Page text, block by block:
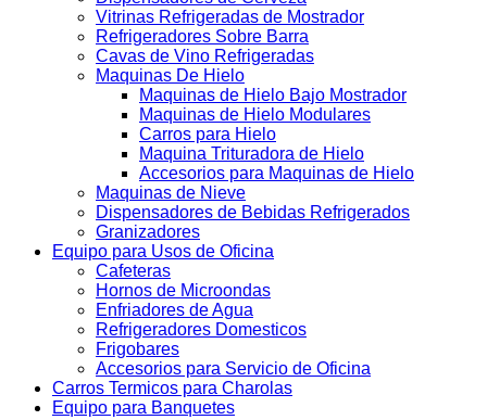
Vitrinas Refrigeradas de Mostrador
Refrigeradores Sobre Barra
Cavas de Vino Refrigeradas
Maquinas De Hielo
Maquinas de Hielo Bajo Mostrador
Maquinas de Hielo Modulares
Carros para Hielo
Maquina Trituradora de Hielo
Accesorios para Maquinas de Hielo
Maquinas de Nieve
Dispensadores de Bebidas Refrigerados
Granizadores
Equipo para Usos de Oficina
Cafeteras
Hornos de Microondas
Enfriadores de Agua
Refrigeradores Domesticos
Frigobares
Accesorios para Servicio de Oficina
Carros Termicos para Charolas
Equipo para Banquetes